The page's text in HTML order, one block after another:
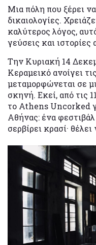
Μια πόλη που ξέρει
δικαιολογίες.
καλύτερος λόγος,
γεύσεις και ιστορίες
Την Κυριακή 14
Κεραμεικό ανοίγει
μεταμορφώνεται σε
σκηνή. Εκεί, από τις
το Athens Uncorked
Αθήνας: ένα
σερβίρει κρασί·